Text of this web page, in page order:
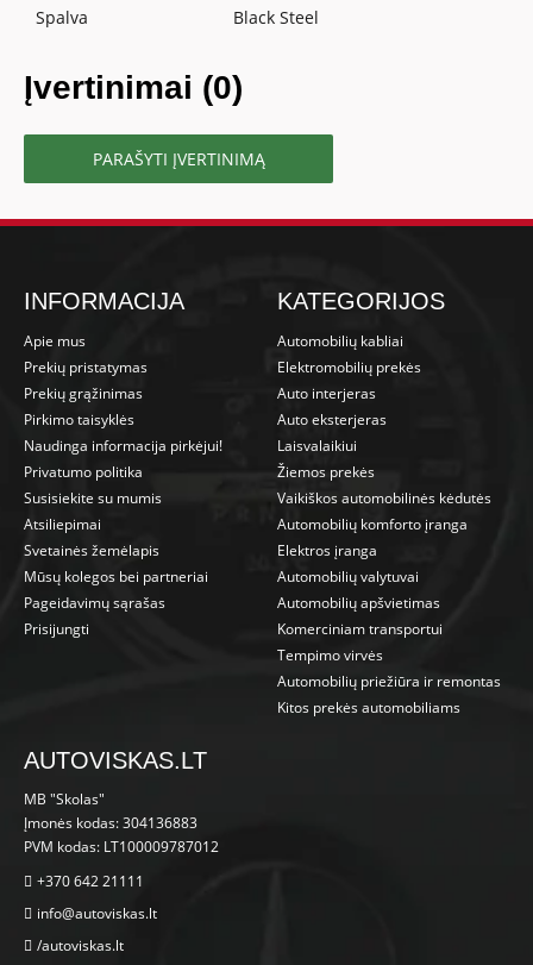
Spalva Black Steel
Įvertinimai (0)
PARAŠYTI ĮVERTINIMĄ
INFORMACIJA
Apie mus
Prekių pristatymas
Prekių grąžinimas
Pirkimo taisyklės
Naudinga informacija pirkėjui!
Privatumo politika
Susisiekite su mumis
Atsiliepimai
Svetainės žemėlapis
Mūsų kolegos bei partneriai
Pageidavimų sąrašas
Prisijungti
KATEGORIJOS
Automobilių kabliai
Elektromobilių prekės
Auto interjeras
Auto eksterjeras
Laisvalaikiui
Žiemos prekės
Vaikiškos automobilinės kėdutės
Automobilių komforto įranga
Elektros įranga
Automobilių valytuvai
Automobilių apšvietimas
Komerciniam transportui
Tempimo virvės
Automobilių priežiūra ir remontas
Kitos prekės automobiliams
AUTOVISKAS.LT
MB "Skolas"
Įmonės kodas: 304136883
PVM kodas: LT100009787012
+370 642 21111
info@autoviskas.lt
/autoviskas.lt